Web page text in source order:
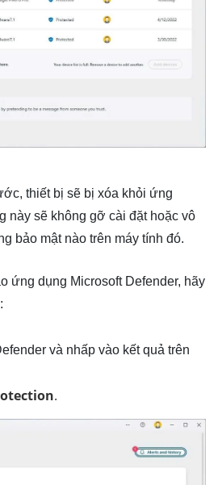
thiết bị sẽ bị xóa khỏi ứng
này sẽ không gỡ cài đặt hoặc vô
bảo mật nào trên máy tính đó.
ứng dụng Microsoft Defender, hãy
và nhấp vào kết quả trên
.